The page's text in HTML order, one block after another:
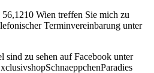
Wien treffen Sie mich zu
Terminvereinbarung unter
sind zu sehen auf Facebook unter